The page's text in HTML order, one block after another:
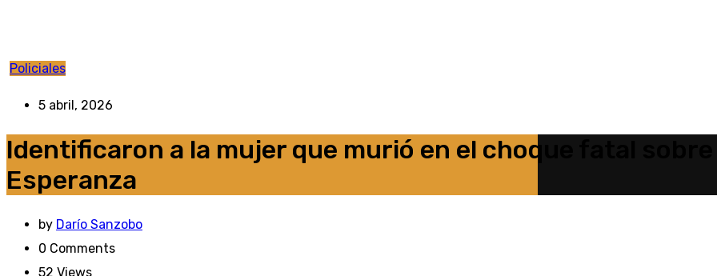
Policiales
5 abril, 2026
Identificaron a la mujer que murió en el choque fatal sobre
Esperanza
by Darío Sanzobo
0 Comments
52 Views